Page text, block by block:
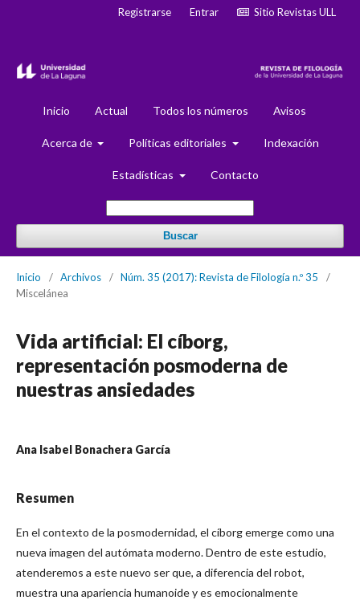
Inicio Actual Todos los números Avisos
Acerca de Políticas editoriales Indexación
Estadísticas Contacto
Buscar
Registrarse Entrar Sitio Revistas ULL
Inicio / Archivos / Núm. 35 (2017): Revista de Filología n.º 35
/
Miscelánea
Vida artificial: El cíborg,
representación posmoderna de
nuestras ansiedades
Ana Isabel Bonachera García
Resumen
En el contexto de la posmodernidad, el cíborg emerge como una
nueva imagen del autómata moderno. Dentro de este estudio,
atenderemos a este nuevo ser que, a diferencia del robot,
muestra una apariencia humanoide y es emocionalmente